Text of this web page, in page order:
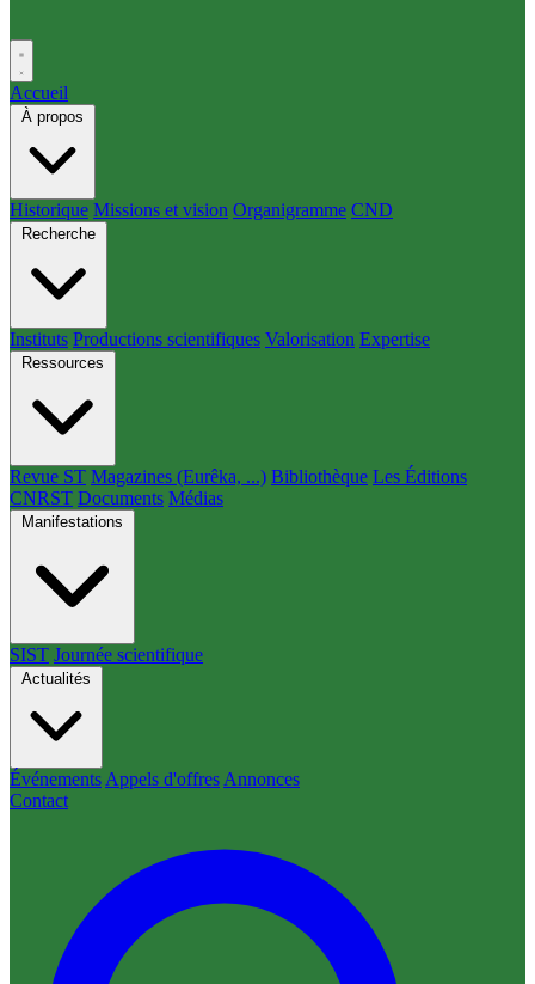
Accueil
À propos
Historique Missions et vision Organigramme CND
Recherche
Instituts Productions scientifiques Valorisation Expertise
Ressources
Revue ST Magazines (Eurêka, ...) Bibliothèque Les Éditions
CNRST Documents Médias
Manifestations
SIST Journée scientifique
Actualités
Événements Appels d'offres Annonces
Contact